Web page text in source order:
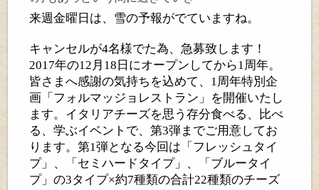
来週金曜日は、雪の予報がでていますね。
キャンセルが4名様でた為、急募致します！
2017年の12月18日にオープンしてから1周年。
皆さまへ感謝の気持ちを込めて、1周年特別企
画「フォルマッジョレストラン」を開催いたし
ます。イタリアチーズを思う存分食べる、比べ
る、学ぶイベントで、第3弾までご用意してお
ります。第1弾となる今回は「フレッシュタイ
プ」、「セミハードタイプ」、「ブルータイ
プ」の3タイプ×約7種類の合計22種類のチーズ